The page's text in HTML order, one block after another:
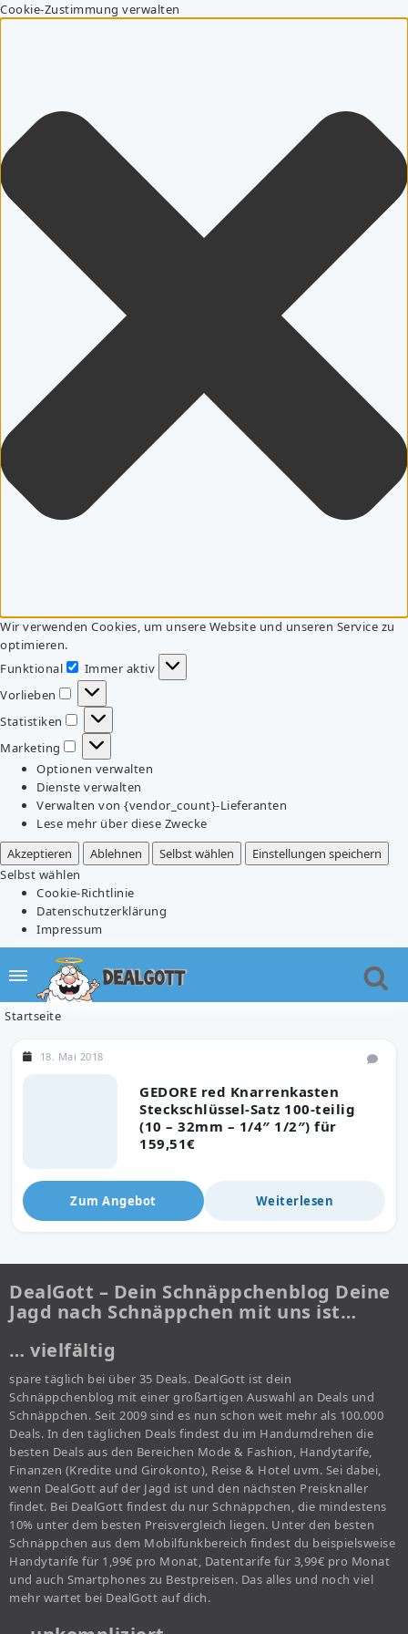
Cookie-Zustimmung verwalten
Wir verwenden Cookies, um unsere Website und unseren Service zu
optimieren.
Funktional
Funktional
Immer aktiv
Vorlieben
Vorlieben
Statistiken
Statistiken
Marketing
Marketing
Optionen verwalten
Dienste verwalten
Verwalten von {vendor_count}-Lieferanten
Lese mehr über diese Zwecke
Akzeptieren
Ablehnen Selbst wählen
Einstellungen speichern
Selbst wählen
Cookie-Richtlinie
Datenschutzerklärung
Impressum
Startseite
GEDORE red Knarrenkasten
Steckschlüssel-Satz 100-teilig
(10 – 32mm – 1/4″ 1/2″) für
159,51€
18. Mai 2018
Zum Angebot Weiterlesen
DealGott – Dein Schnäppchenblog Deine
Jagd nach Schnäppchen mit uns ist…
… vielfältig
spare täglich bei über 35 Deals. DealGott ist dein
Schnäppchenblog mit einer großartigen Auswahl an Deals und
Schnäppchen. Seit 2009 sind es nun schon weit mehr als 100.000
Deals. In den täglichen Deals findest du im Handumdrehen die
besten Deals aus den Bereichen Mode & Fashion, Handytarife,
Finanzen (Kredite und Girokonto), Reise & Hotel uvm. Sei dabei,
wenn DealGott auf der Jagd ist und den nächsten Preisknaller
findet. Bei DealGott findest du nur Schnäppchen, die mindestens
10% unter dem besten Preisvergleich liegen. Unter den besten
Schnäppchen aus dem Mobilfunkbereich findest du beispielsweise
Handytarife für 1,99€ pro Monat, Datentarife für 3,99€ pro Monat
und auch Smartphones zu Bestpreisen. Das alles und noch viel
mehr wartet bei DealGott auf dich.